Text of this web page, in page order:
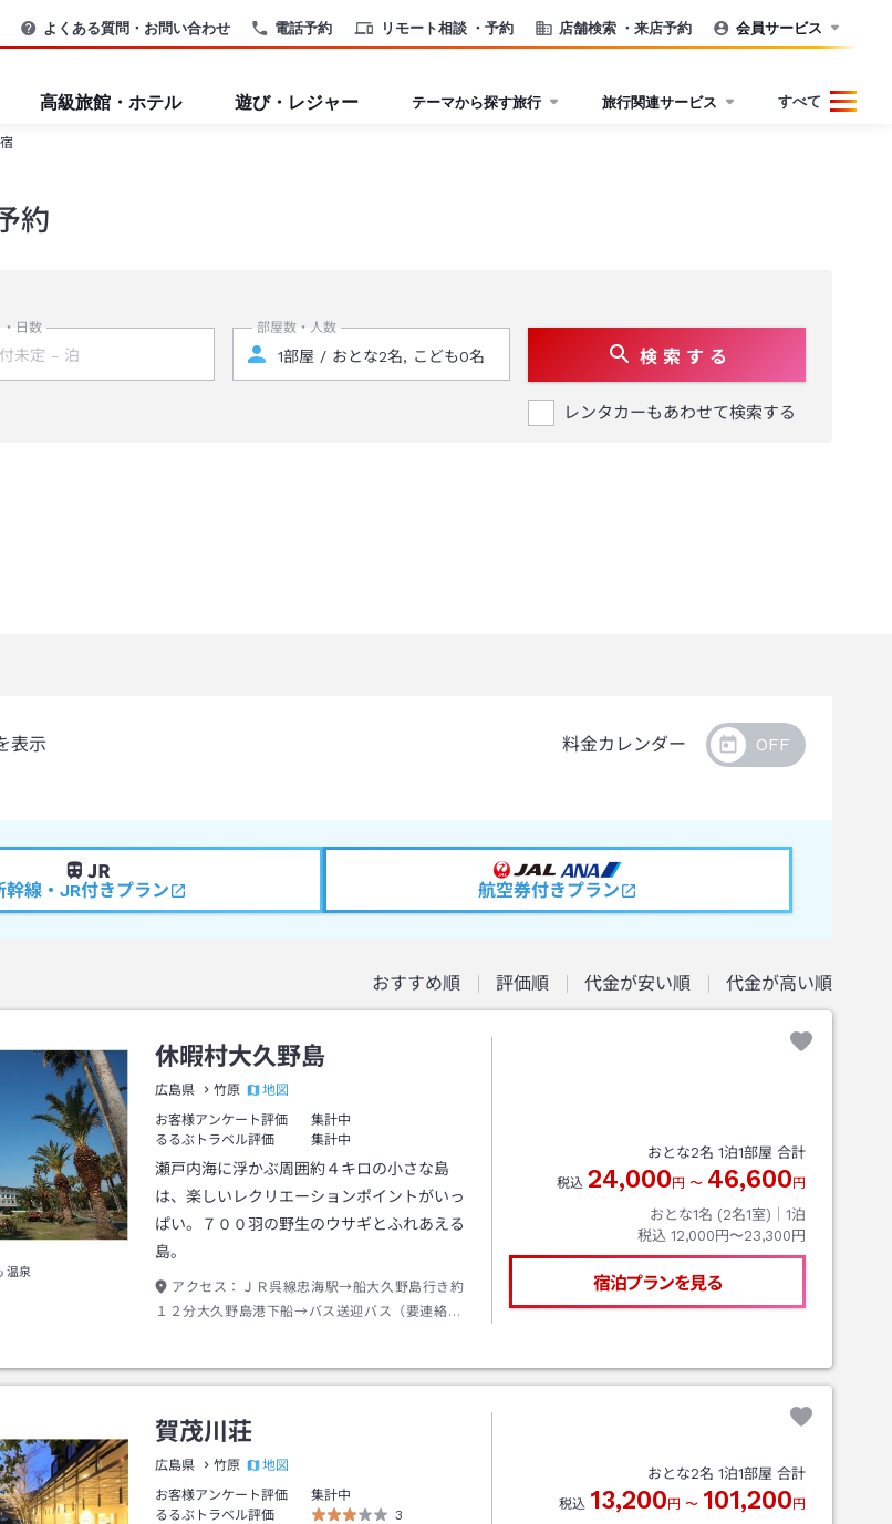
電話予約 リモート相談 ・予約 店舗検索 ・来店予約
よくある質問・お問い合わせ 会員サービス
高級旅館・ホテル 遊び・レジャー テーマから探す旅行 旅行関連サービス すべて
約
日数 部屋数・人数
検 索 す る
レンタカーもあわせて検索する
表示 料金カレンダー
幹線・JR付きプラン 航空券付きプラン
おすすめ順 評価順 代金が安い順 代金が高い順
温泉
休暇村大久野島
広島県 竹原
地図
お客様アンケート評価
集計中
るるぶトラベル評価
集計中
瀬戸内海に浮かぶ周囲約４キロの小さな島
は、楽しいレクリエーションポイントがいっ
ぱい。７００羽の野生のウサギとふれあえる
島。
アクセス：
ＪＲ呉線忠海駅→船大久野島行き約
１２分大久野島港下船→バス送迎バス（要連絡）
おとな2名 1泊1部屋 合計
税込 24,000 円 〜 46,600 円
おとな1名 (2名1室)｜ 1泊
税込 12,000円〜23,300円
宿泊プランを見る
賀茂川荘
広島県 竹原
地図
お客様アンケート評価
集計中
るるぶトラベル評価
3
おとな2名 1泊1部屋 合計
税込 13,200 円 〜 101,200 円